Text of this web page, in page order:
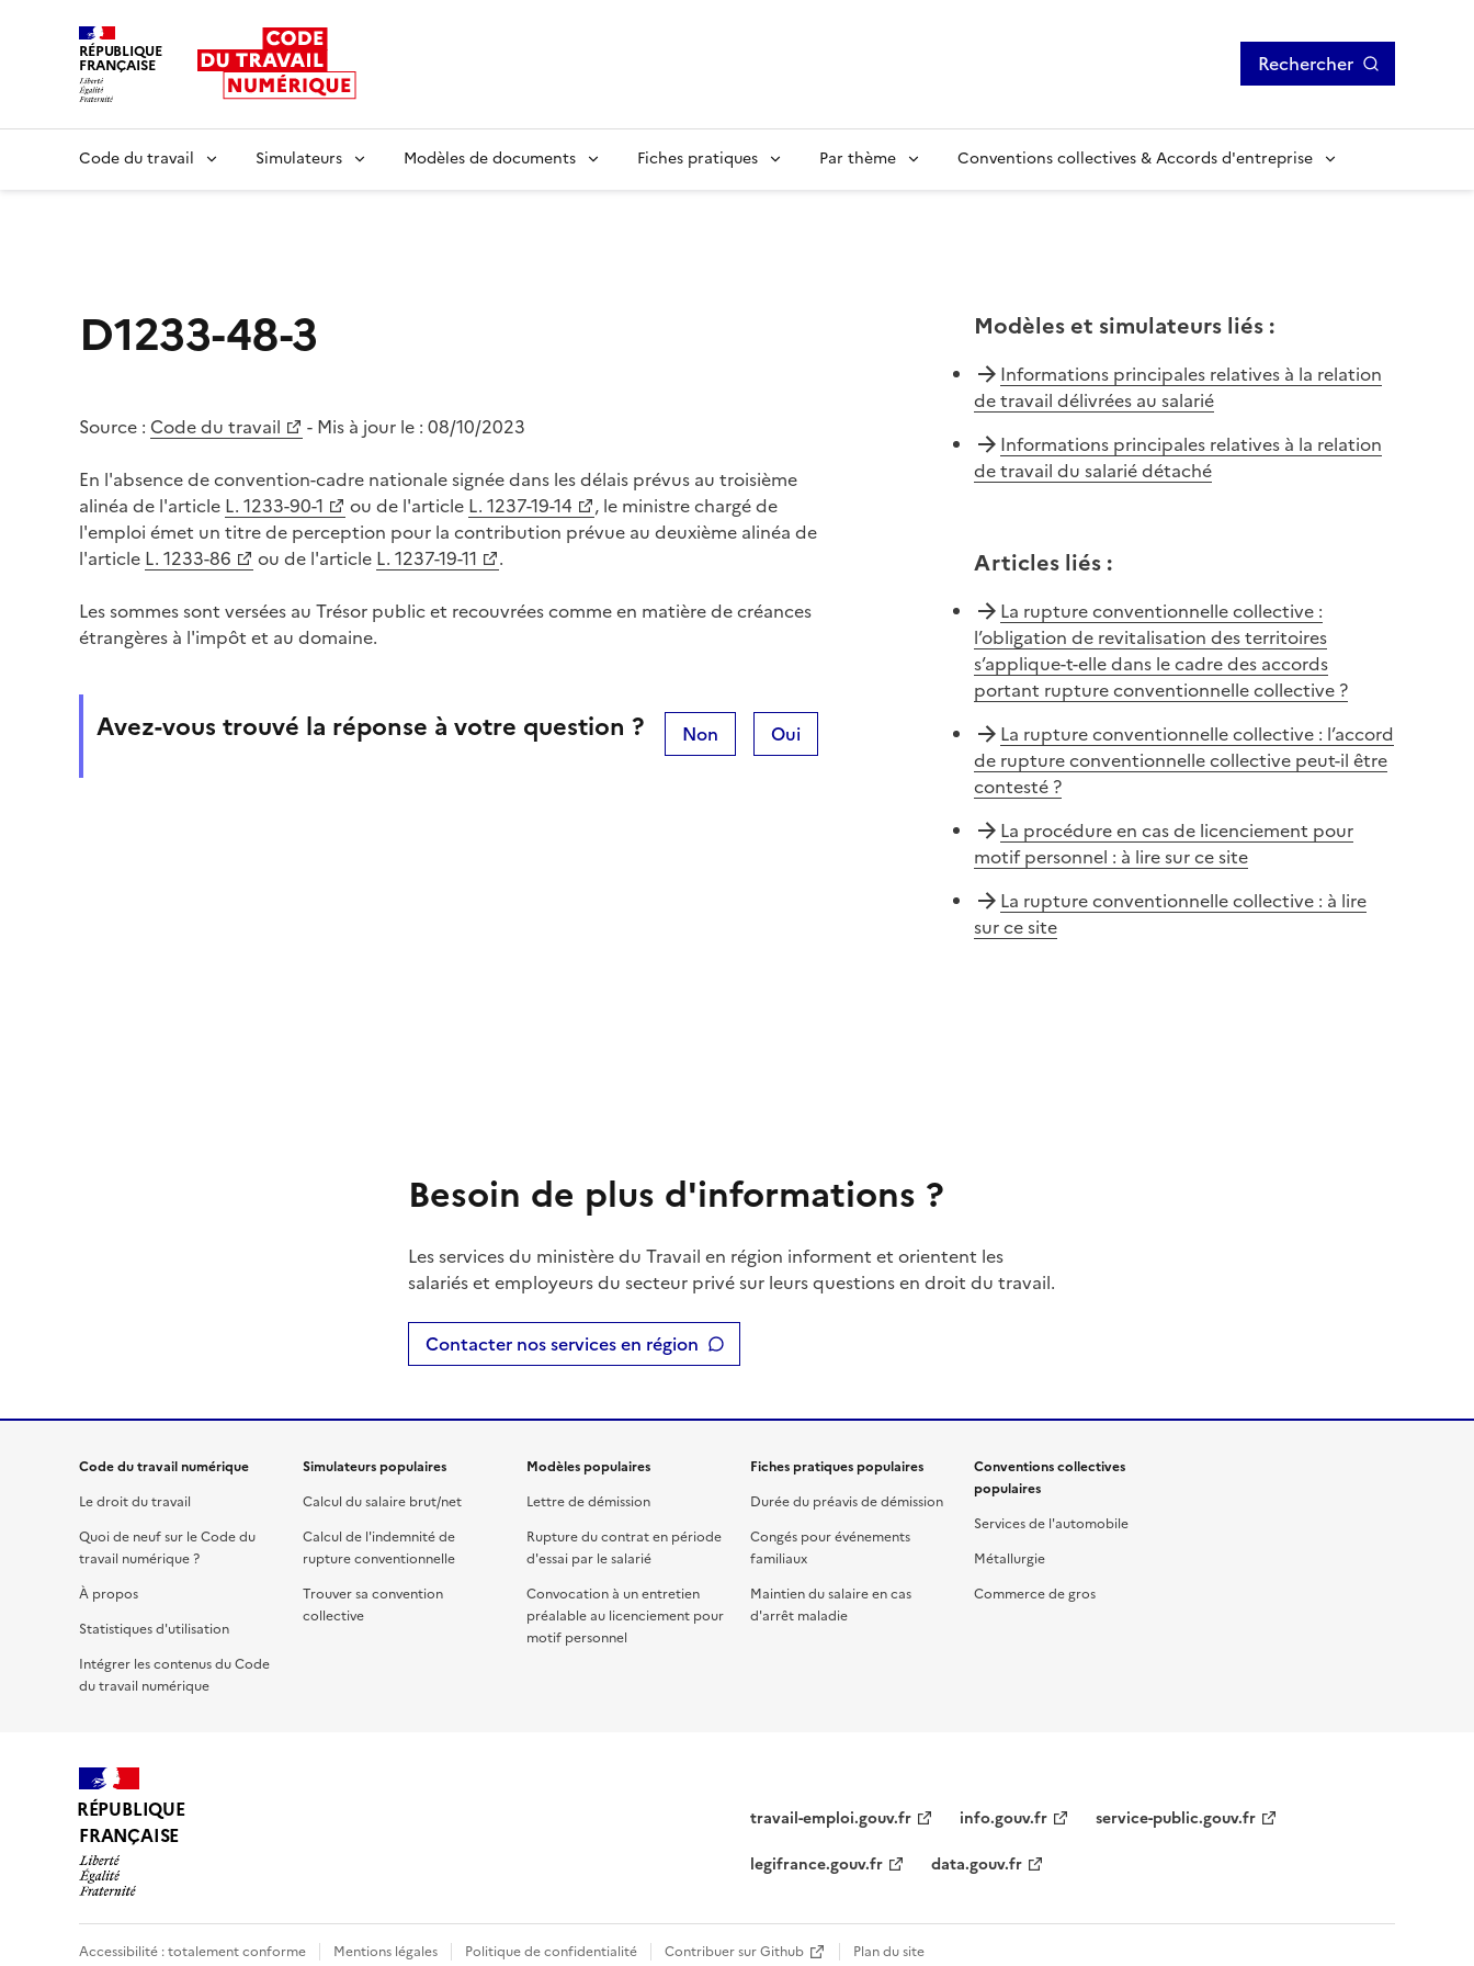
RÉPUBLIQUE
FRANÇAISE Rechercher
Code du travail Simulateurs Modèles de documents Fiches pratiques Par thème Conventions collectives & Accords d'entreprise
D1233-48-3
Source : Code du travail - Mis à jour le : 08/10/2023
En l'absence de convention-cadre nationale signée dans les délais prévus au troisième
alinéa de l'article L. 1233-90-1 ou de l'article L. 1237-19-14
, le ministre chargé de
l'emploi émet un titre de perception pour la contribution prévue au deuxième alinéa de
l'article L. 1233-86 ou de l'article L. 1237-19-11
.
Les sommes sont versées au Trésor public et recouvrées comme en matière de créances
étrangères à l'impôt et au domaine.
Avez-vous trouvé la réponse à votre question ? Non Oui
Modèles et simulateurs liés:
Informations principales relatives à la relation
de travail délivrées au salarié
Informations principales relatives à la relation
de travail du salarié détaché
Articles liés:
La rupture conventionnelle collective :
l’obligation de revitalisation des territoires
s’applique-t-elle dans le cadre des accords
portant rupture conventionnelle collective ?
La rupture conventionnelle collective : l’accord
de rupture conventionnelle collective peut-il être
contesté ?
La procédure en cas de licenciement pour
motif personnel : à lire sur ce site
La rupture conventionnelle collective : à lire
sur ce site
Besoin de plus d'informations ?
Les services du ministère du Travail en région informent et orientent les
salariés et employeurs du secteur privé sur leurs questions en droit du travail.
Contacter nos services en région
Code du travail numérique
Le droit du travail
Quoi de neuf sur le Code du
travail numérique ?
À propos
Statistiques d'utilisation
Intégrer les contenus du Code
du travail numérique
Simulateurs populaires
Calcul du salaire brut/net
Calcul de l'indemnité de
rupture conventionnelle
Trouver sa convention
collective
Modèles populaires
Lettre de démission
Rupture du contrat en période
d'essai par le salarié
Convocation à un entretien
préalable au licenciement pour
motif personnel
Fiches pratiques populaires
Durée du préavis de démission
Congés pour événements
familiaux
Maintien du salaire en cas
d'arrêt maladie
Conventions collectives
populaires
Services de l'automobile
Métallurgie
Commerce de gros
RÉPUBLIQUE
FRANÇAISE
travail-emploi.gouv.fr info.gouv.fr
service-public.gouv.fr
legifrance.gouv.fr
data.gouv.fr
Accessibilité : totalement conforme Mentions légales Politique de confidentialité Contribuer sur Github Plan du site